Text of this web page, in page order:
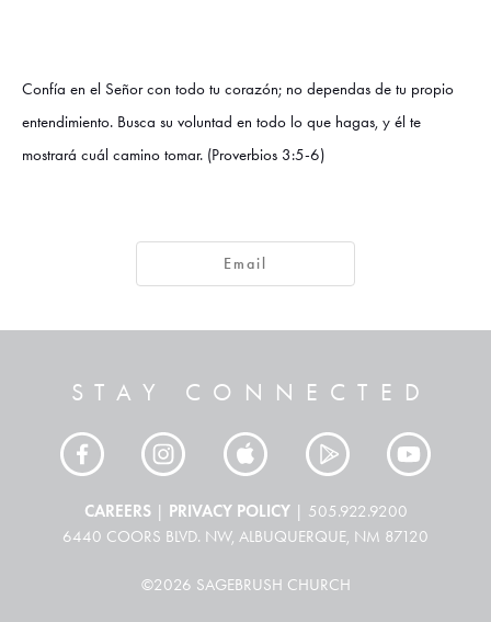
Confía en el Señor con todo tu corazón; no dependas de tu propio
entendimiento. Busca su voluntad en todo lo que hagas, y él te
mostrará cuál camino tomar. (Proverbios 3:5-6)
Email
STAY CONNECTED
CAREERS| PRIVACY POLICY| 505.922.9200
6440 COORS BLVD. NW, ALBUQUERQUE, NM 87120
©2026 SAGEBRUSH CHURCH